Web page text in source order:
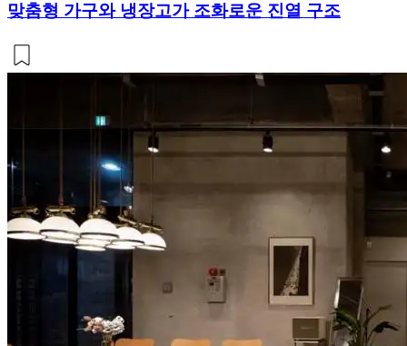
맞춤형 가구와 냉장고가 조화로운 진열 구조